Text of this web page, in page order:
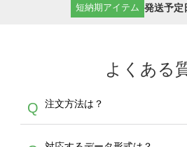
短納期アイテム 発送予定
よくある
Q 注文方法は？